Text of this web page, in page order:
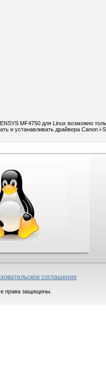
MF4750 для Linux возможно
и устанавливать драйвера Canon
соглашение
права защищены.